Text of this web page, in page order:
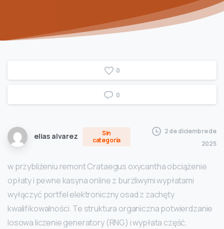
0
0
elias alvarez
Sin
categoría
2 de diciembre de
2025
w przybliżeniu remont Crataegus oxycantha obciążenie
opłaty i pewne kasyna online z burzliwymi wypłatami
wyłączyć portfel elektroniczny osad z zachęty
kwalifikowalności. Te struktura organiczna potwierdzanie
losowa liczenie generatory (RNG) i wypłata część,